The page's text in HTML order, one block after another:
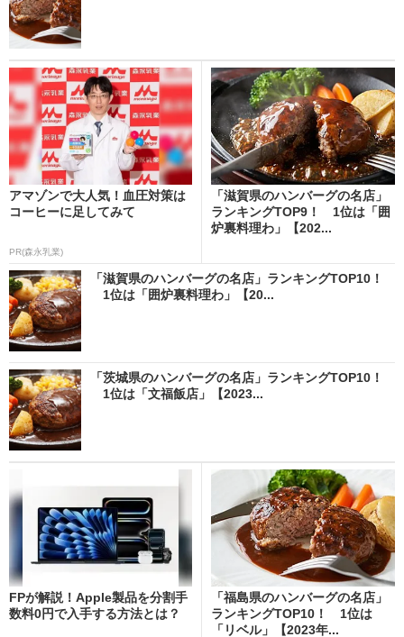
アマゾンで大人気！血圧対策は
コーヒーに足してみて
PR(森永乳業)
「滋賀県のハンバーグの名店」
ランキングTOP9！ 1位は「囲
炉裏料理わ」【202...
「滋賀県のハンバーグの名店」ランキングTOP10！
1位は「囲炉裏料理わ」【20...
「茨城県のハンバーグの名店」ランキングTOP10！
1位は「文福飯店」【2023...
FPが解説！Apple製品を分割手
数料0円で入手する方法とは？
「福島県のハンバーグの名店」
ランキングTOP10！ 1位は
「リベル」【2023年...